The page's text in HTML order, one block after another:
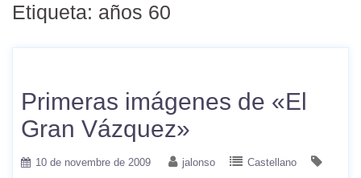
Etiqueta: años 60
Primeras imágenes de «El
Gran Vázquez»
10 de novembre de 2009 jalonso
Castellano